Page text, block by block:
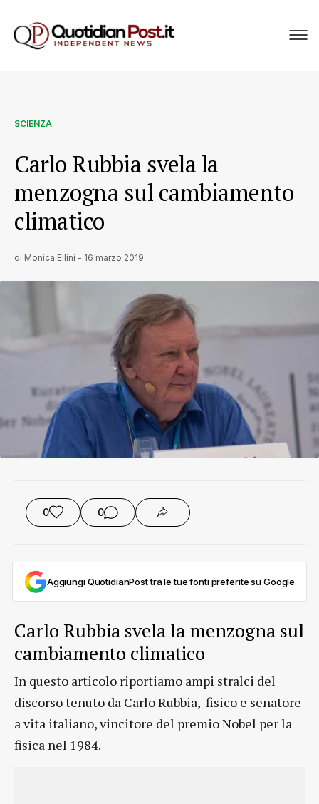
SCIENZA
Carlo Rubbia svela la
menzogna sul cambiamento
climatico
di Monica Ellini - 16 marzo 2019
0 0
Aggiungi QuotidianPost tra le tue fonti preferite su Google
Carlo Rubbia svela la menzogna sul
cambiamento climatico
In questo articolo riportiamo ampi stralci del
discorso tenuto da Carlo Rubbia, fisico e senatore
a vita italiano, vincitore del premio Nobel per la
fisica nel 1984.